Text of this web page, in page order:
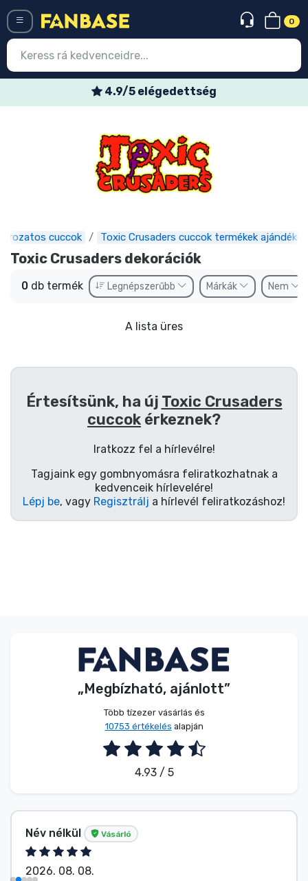
0
4.9/5 elégedettség
cuccok Toxic Crusaders cuccok termékek ajándékok
Toxic Crusaders dekorációk
0 db termék Legnépszerűbb Márkák Nem
A lista üres
Értesítsünk, ha új Toxic Crusaders
cuccok érkeznek?
Iratkozz fel a hírlevélre!
Tagjaink egy gombnyomásra feliratkozhatnak a
kedvenceik hírlevelére!
Lépj be, vagy Regisztrálj a hírlevél feliratkozáshoz!
„Megbízható, ajánlott”
Több tízezer vásárlás és
10753 értékelés alapján
4.93 / 5
Név nélkül Vásárló
2026. 08. 08.
Legújabb cuccok
Akciós ajánlatok
Előrendelhető cuccok
Outlet cuccok
Filmes cuccok
Animés cuccok
Terméktípusok